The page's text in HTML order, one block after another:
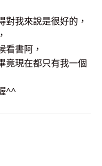
對我來說是很好的，
看書阿，
竟現在都只有我一個
^^